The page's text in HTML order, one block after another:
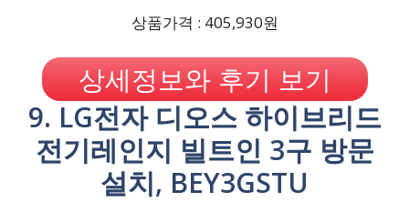
상품가격 : 405,930원
상세정보와 후기 보기
9. LG전자 디오스 하이브리드
전기레인지 빌트인 3구 방문
설치, BEY3GSTU